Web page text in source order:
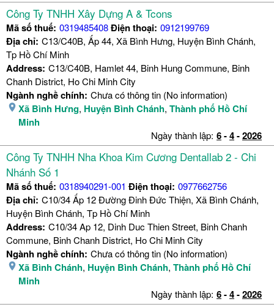
Công Ty TNHH Xây Dựng A & Tcons
Mã số thuế: 0319485408Điện thoại: 0912199769
Địa chỉ: C13/C40B, Ấp 44, Xã Bình Hưng, Huyện Bình Chánh,
Tp Hồ Chí Minh
Address: C13/C40B, Hamlet 44, Binh Hung Commune, Binh
Chanh District, Ho Chi Minh City
Ngành nghề chính: Chưa có thông tin (No information)
Xã Bình Hưng, Huyện Bình Chánh, Thành phố Hồ Chí
Minh
Ngày thành lập: 6-4-2026
Công Ty TNHH Nha Khoa Kim Cương Dentallab 2 - Chi
Nhánh Số 1
Mã số thuế: 0318940291-001 Điện thoại: 0977662756
Địa chỉ: C10/34 Ấp 12 Đường Đinh Đức Thiện, Xã Bình Chánh,
Huyện Bình Chánh, Tp Hồ Chí Minh
Address: C10/34 Ap 12, Dinh Duc Thien Street, Binh Chanh
Commune, Binh Chanh District, Ho Chi Minh City
Ngành nghề chính: Chưa có thông tin (No information)
Xã Bình Chánh, Huyện Bình Chánh, Thành phố Hồ Chí
Minh
Ngày thành lập: 6-4-2026